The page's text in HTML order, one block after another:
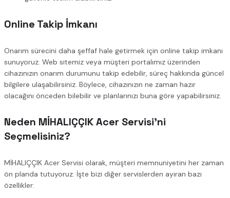
Online Takip İmkanı
Onarım sürecini daha şeffaf hale getirmek için online takip imkanı
sunuyoruz. Web sitemiz veya müşteri portalımız üzerinden
cihazınızın onarım durumunu takip edebilir, süreç hakkında güncel
bilgilere ulaşabilirsiniz. Böylece, cihazınızın ne zaman hazır
olacağını önceden bilebilir ve planlarınızı buna göre yapabilirsiniz.
Neden MİHALIÇÇIK Acer Servisi’ni
Seçmelisiniz?
MİHALIÇÇIK Acer Servisi olarak, müşteri memnuniyetini her zaman
ön planda tutuyoruz. İşte bizi diğer servislerden ayıran bazı
özellikler: